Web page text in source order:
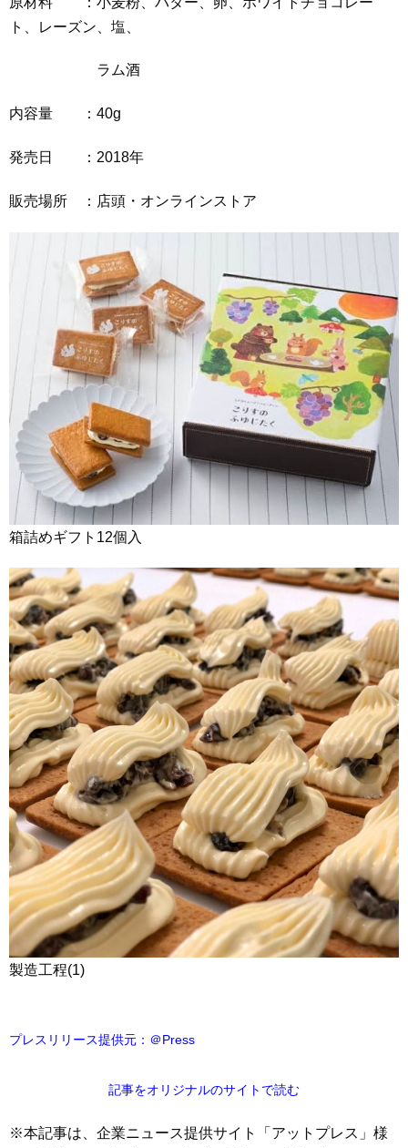
ト、レーズン、塩、
ラム酒
内容量 ：40g
発売日 ：2018年
販売場所 ：店頭・オンラインストア
箱詰めギフト12個入
製造工程(1)
プレスリリース提供元：＠Press
記事をオリジナルのサイトで読む
※本記事は、企業ニュース提供サイト「アットプレス」様